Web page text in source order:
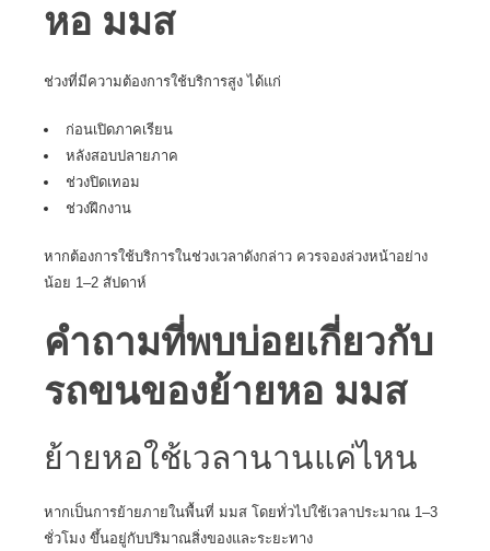
หอ มมส
ช่วงที่มีความต้องการใช้บริการสูง ได้แก่
ก่อนเปิดภาคเรียน
หลังสอบปลายภาค
ช่วงปิดเทอม
ช่วงฝึกงาน
หากต้องการใช้บริการในช่วงเวลาดังกล่าว ควรจองล่วงหน้าอย่าง
น้อย 1–2 สัปดาห์
คำถามที่พบบ่อยเกี่ยวกับ
รถขนของย้ายหอ มมส
ย้ายหอใช้เวลานานแค่ไหน
หากเป็นการย้ายภายในพื้นที่ มมส โดยทั่วไปใช้เวลาประมาณ 1–3
ชั่วโมง ขึ้นอยู่กับปริมาณสิ่งของและระยะทาง